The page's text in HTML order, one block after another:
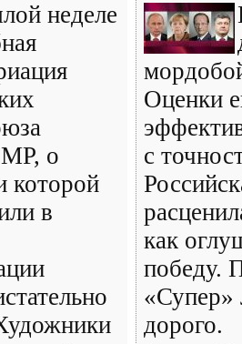
неделе
о
которой
в
Оценки
с
как
победу.
«Супер»
дорого.